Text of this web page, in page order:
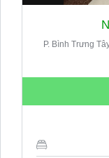
P. Bình Trưng